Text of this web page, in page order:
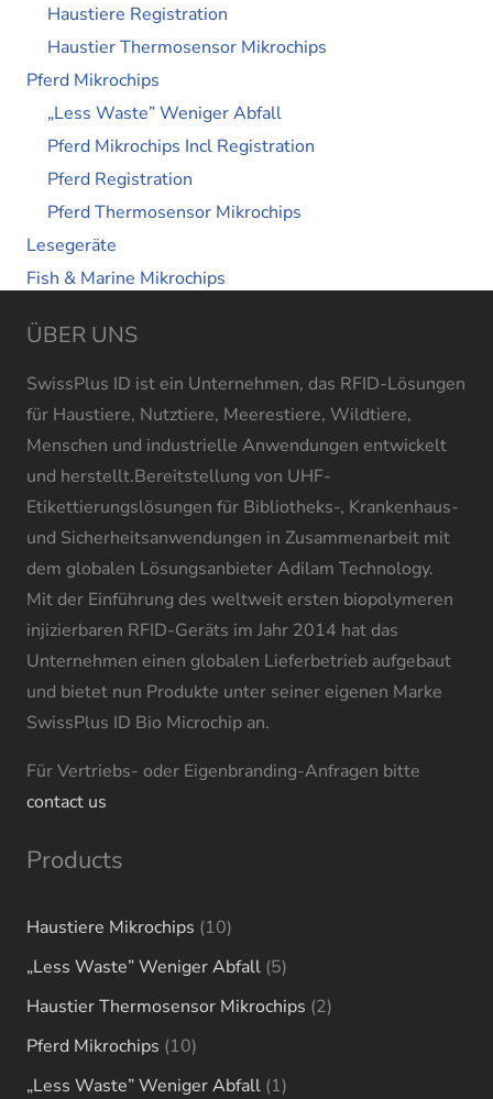
Haustiere Registration
Haustier Thermosensor Mikrochips
Pferd Mikrochips
„Less Waste” Weniger Abfall
Pferd Mikrochips Incl Registration
Pferd Registration
Pferd Thermosensor Mikrochips
Lesegeräte
Fish & Marine Mikrochips
ÜBER UNS
SwissPlus ID ist ein Unternehmen, das RFID-Lösungen
für Haustiere, Nutztiere, Meerestiere, Wildtiere,
Menschen und industrielle Anwendungen entwickelt
und herstellt.Bereitstellung von UHF-
Etikettierungslösungen für Bibliotheks-, Krankenhaus-
und Sicherheitsanwendungen in Zusammenarbeit mit
dem globalen Lösungsanbieter Adilam Technology.
Mit der Einführung des weltweit ersten biopolymeren
injizierbaren RFID-Geräts im Jahr 2014 hat das
Unternehmen einen globalen Lieferbetrieb aufgebaut
und bietet nun Produkte unter seiner eigenen Marke
SwissPlus ID Bio Microchip an.
Für Vertriebs- oder Eigenbranding-Anfragen bitte
contact us
Products
Haustiere Mikrochips 1010
products
„Less Waste” Weniger Abfall 55
products
Haustier Thermosensor Mikrochips 22
Pferd Mikrochips 1010
products
„Less Waste” Weniger Abfall 11